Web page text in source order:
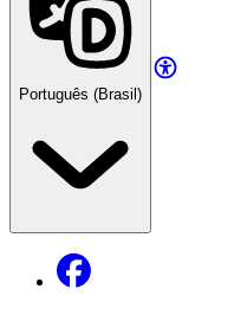
Português (Brasil)
Facebook